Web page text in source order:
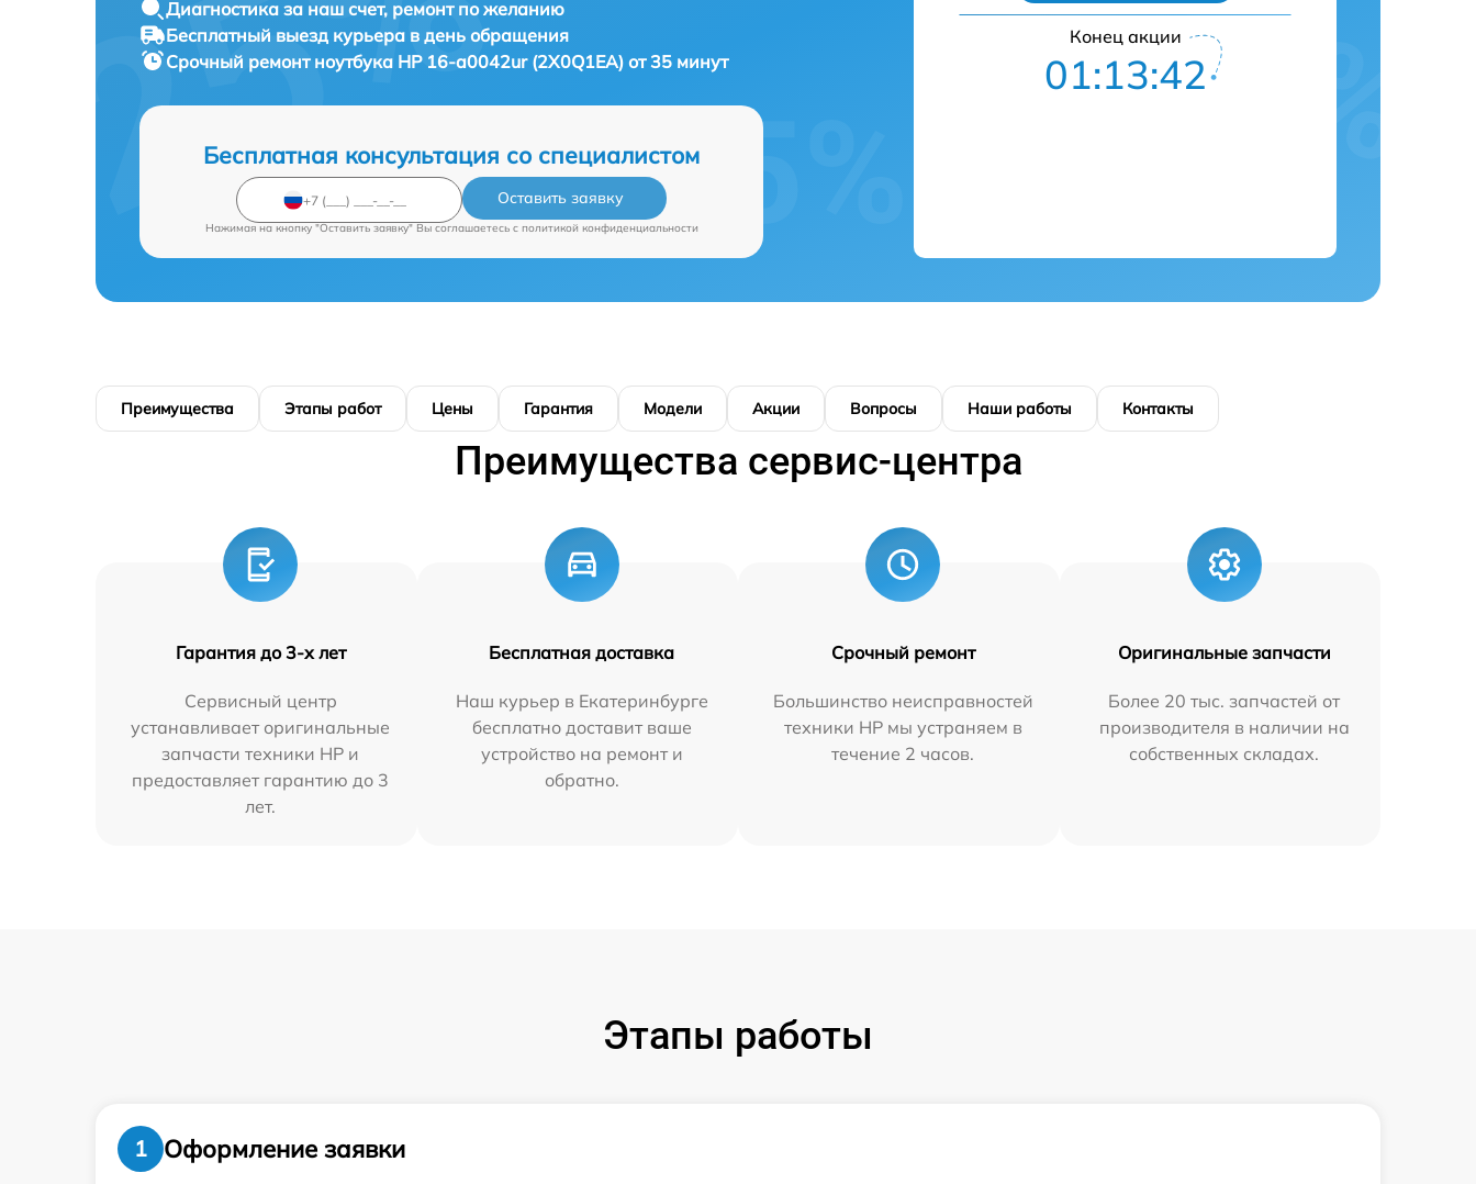
Диагностика за наш счет, ремонт по желанию
Бесплатный выезд курьера в день обращения
Срочный ремонт ноутбука HP 16-a0042ur (2X0Q1EA) от 35 минут
Бесплатная консультация со специалистом
Оставить заявку
Нажимая на кнопку "Оставить заявку" Вы соглашаетесь c политикой конфиденциальности
Конец акции
01:13:41
Преимущества Этапы работ Цены Гарантия Модели Акции Вопросы Наши работы Контакты
Преимущества сервис-центра
Гарантия до 3-х лет
Сервисный центр
устанавливает оригинальные
запчасти техники HP и
предоставляет гарантию до 3
лет.
Бесплатная доставка
Наш курьер в Екатеринбурге
бесплатно доставит ваше
устройство на ремонт и
обратно.
Срочный ремонт
Большинство неисправностей
техники HP мы устраняем в
течение 2 часов.
Оригинальные запчасти
Более 20 тыс. запчастей от
производителя в наличии на
собственных складах.
Этапы работы
1
Оформление заявки